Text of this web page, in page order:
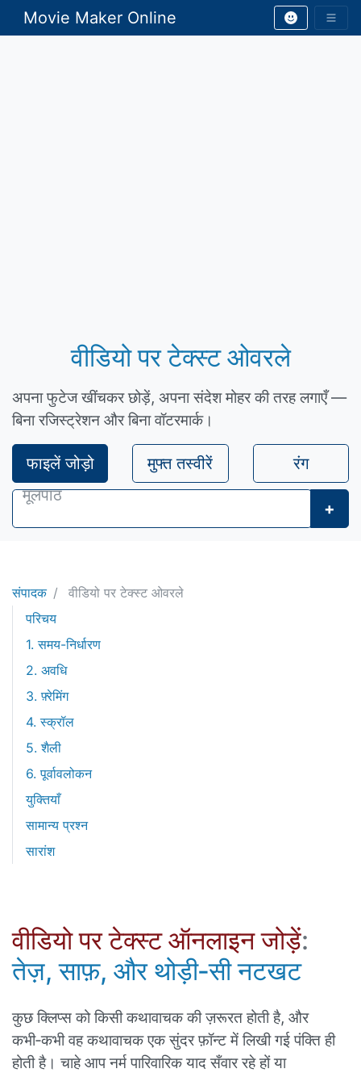
Movie Maker Online
वीडियो पर टेक्स्ट ओवरले
अपना फुटेज खींचकर छोड़ें, अपना संदेश मोहर की तरह लगाएँ —
बिना रजिस्ट्रेशन और बिना वॉटरमार्क।
फाइलें जोड़ो मुफ्त तस्वीरें रंग
+
संपादक
वीडियो पर टेक्स्ट ओवरले
परिचय
1. समय-निर्धारण
2. अवधि
3. फ़्रेमिंग
4. स्क्रॉल
5. शैली
6. पूर्वावलोकन
युक्तियाँ
सामान्य प्रश्न
सारांश
वीडियो पर टेक्स्ट ऑनलाइन जोड़ें:
तेज़, साफ़, और थोड़ी‑सी नटखट
कुछ क्लिप्स को किसी कथावाचक की ज़रूरत होती है, और
कभी‑कभी वह कथावाचक एक सुंदर फ़ॉन्ट में लिखी गई पंक्ति ही
होती है। चाहे आप नर्म पारिवारिक याद सँवार रहे हों या